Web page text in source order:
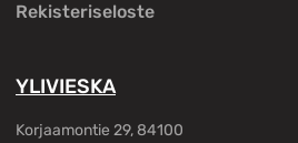
Rekisteriseloste
YLIVIESKA
Korjaamontie 29, 84100